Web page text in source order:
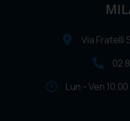
Via Fratelli
02
Lun - Ven